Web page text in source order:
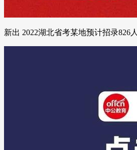
新出 2022湖北省考某地预计招录826人